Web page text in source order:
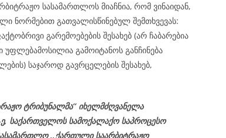
სასამართლოს მიაჩნია, რომ ვინაიდან,
ნორმებით გათვალისწინებულ შემთხვევას:
გარემოებების შესახებ (არ ჩაბარებია
გამოიტანოს განჩინება
საჯაროდ გავრცელების შესახებ,
ტრიბუნალმა’’ იხელმძღვანელა
საქართველოს სამოქალაქო საპროცესო
,,ქართული საარბიტრაჟო